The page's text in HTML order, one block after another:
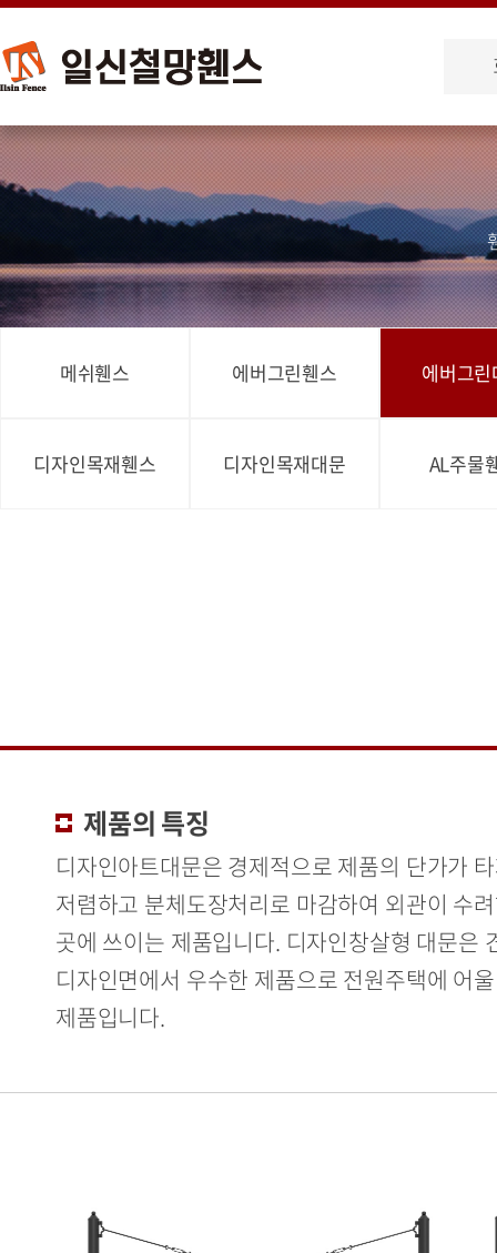
메쉬휀스 에버그린휀스 에버그
디자인목재휀스 디자인목재대문 AL주물
제품의 특징
디자인아트대문은 경제적으로 제품의 단가가
저렴하고 분체도장처리로 마감하여 외관이 수
곳에 쓰이는 제품입니다. 디자인창살형 대문은
디자인면에서 우수한 제품으로 전원주택에 어
제품입니다.